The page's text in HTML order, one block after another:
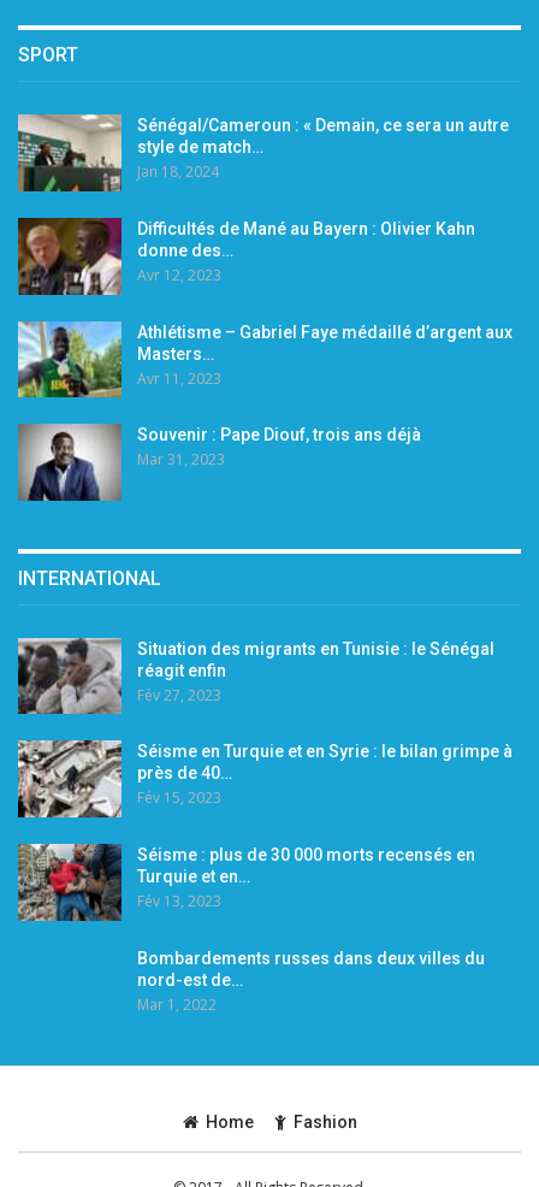
SPORT
Sénégal/Cameroun : « Demain, ce sera un autre
style de match…
Jan 18, 2024
Difficultés de Mané au Bayern : Olivier Kahn
donne des…
Avr 12, 2023
Athlétisme – Gabriel Faye médaillé d’argent aux
Masters…
Avr 11, 2023
Souvenir : Pape Diouf, trois ans déjà
Mar 31, 2023
INTERNATIONAL
Situation des migrants en Tunisie : le Sénégal
réagit enfin
Fév 27, 2023
Séisme en Turquie et en Syrie : le bilan grimpe à
près de 40…
Fév 15, 2023
Séisme : plus de 30 000 morts recensés en
Turquie et en…
Fév 13, 2023
Bombardements russes dans deux villes du
nord-est de…
Mar 1, 2022
Home Fashion